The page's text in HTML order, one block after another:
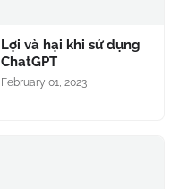
Lợi và hại khi sử dụng
ChatGPT
February 01, 2023